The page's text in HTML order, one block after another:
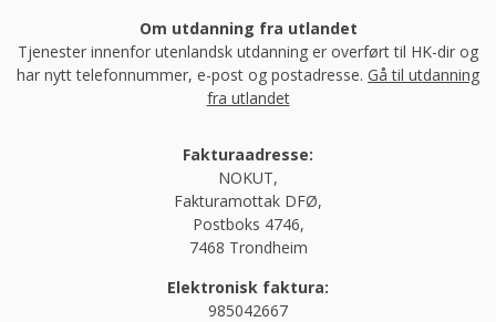
Om utdanning fra utlandet
Tjenester innenfor utenlandsk utdanning er overført til HK-dir og
har nytt telefonnummer, e-post og postadresse. Gå til utdanning
fra utlandet
Fakturaadresse:
NOKUT,
Fakturamottak DFØ,
Postboks 4746,
7468 Trondheim
Elektronisk faktura:
985042667